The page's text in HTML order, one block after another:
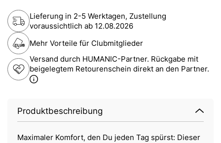
Lieferung in 2-5 Werktagen, Zustellung
voraussichtlich ab 12.08.2026
Mehr Vorteile für Clubmitglieder
Versand durch HUMANIC-Partner. Rückgabe mit
beigelegtem Retourenschein direkt an den Partner.
Produktbeschreibung
Maximaler Komfort, den Du jeden Tag spürst: Dieser